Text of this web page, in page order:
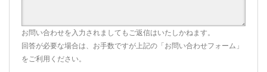
お問い合わせを入力されましてもご返信はいたしかねます。
回答が必要な場合は、お手数ですが上記の「お問い合わせフォーム」
をご利用ください。